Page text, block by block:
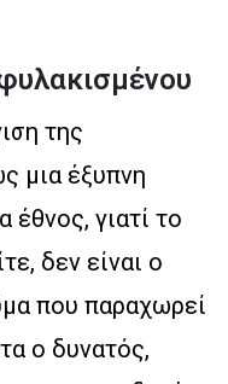
της
μια έξυπνη
έθνος, γιατί το
δεν είναι ο
που παραχωρεί
ο δυνατός,